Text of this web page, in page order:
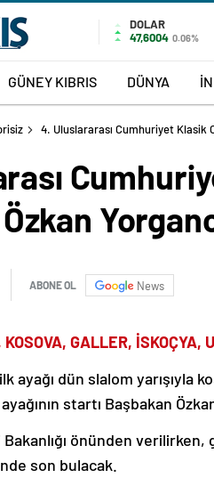
DOLAR
47,6004 0.06%
GÜNEY KIBRIS DÜNYA
4. Uluslararası Cumhuriyet Klasik
ABONE OL News
GALLER, İSKOÇYA,
ayağı dün slalom yarışıyla
startı Başbakan
Bakanlığı önünden
son bulacak.